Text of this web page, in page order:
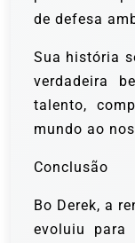
de defesa
Sua história
verdadeira
talento,
mundo ao
Conclusão
Bo Derek, a
evoluiu para